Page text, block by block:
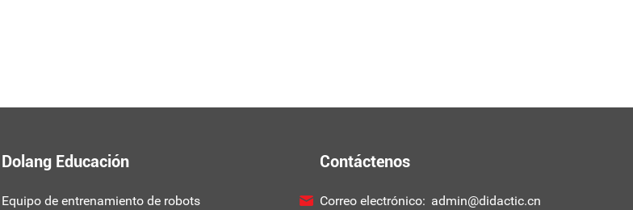
Dolang Educación
Equipo de entrenamiento de robots
Contáctenos
Correo electrónico: admin@didactic.cn